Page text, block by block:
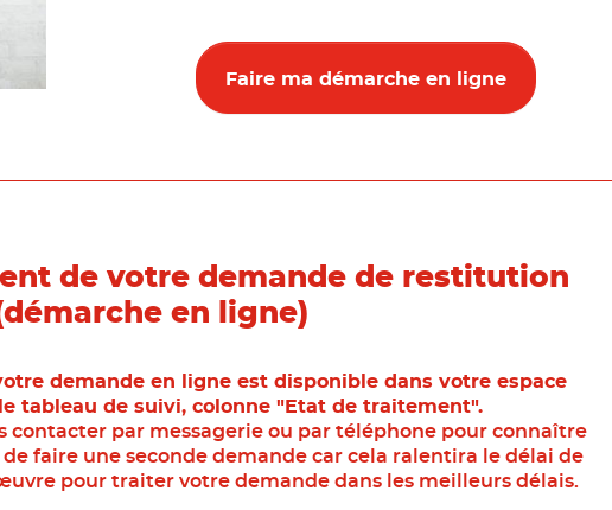
Faire ma démarche en ligne
de votre demande de restitution
en ligne)
demande en ligne est disponible dans votre espace
tableau de suivi, colonne "Etat de traitement".
contacter par messagerie ou par téléphone pour connaître
de faire une seconde demande car cela ralentira le délai de
pour traiter votre demande dans les meilleurs délais.